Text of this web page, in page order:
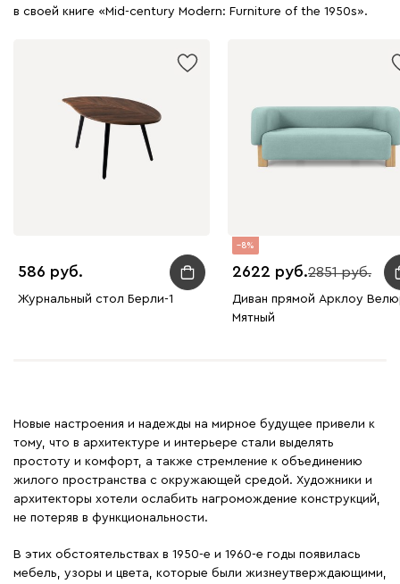
в своей книге «Mid-century Modern: Furniture of the 1950s».
586
Журнальный стол Берли-1
8
2622 2851
Диван прямой Арклоу
Мятный
Новые настроения и надежды на мирное будущее привели к
тому, что в архитектуре и интерьере стали выделять
простоту и комфорт, а также стремление к объединению
жилого пространства с окружающей средой. Художники и
архитекторы хотели ослабить нагромождение конструкций,
не потеряв в функциональности.
В этих обстоятельствах в 1950-е и 1960-е годы появилась
мебель, узоры и цвета, которые были жизнеутверждающими,